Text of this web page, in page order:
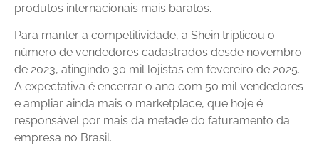
produtos internacionais mais baratos.
Para manter a competitividade, a Shein triplicou o
número de vendedores cadastrados desde novembro
de 2023, atingindo 30 mil lojistas em fevereiro de 2025.
A expectativa é encerrar o ano com 50 mil vendedores
e ampliar ainda mais o marketplace, que hoje é
responsável por mais da metade do faturamento da
empresa no Brasil.